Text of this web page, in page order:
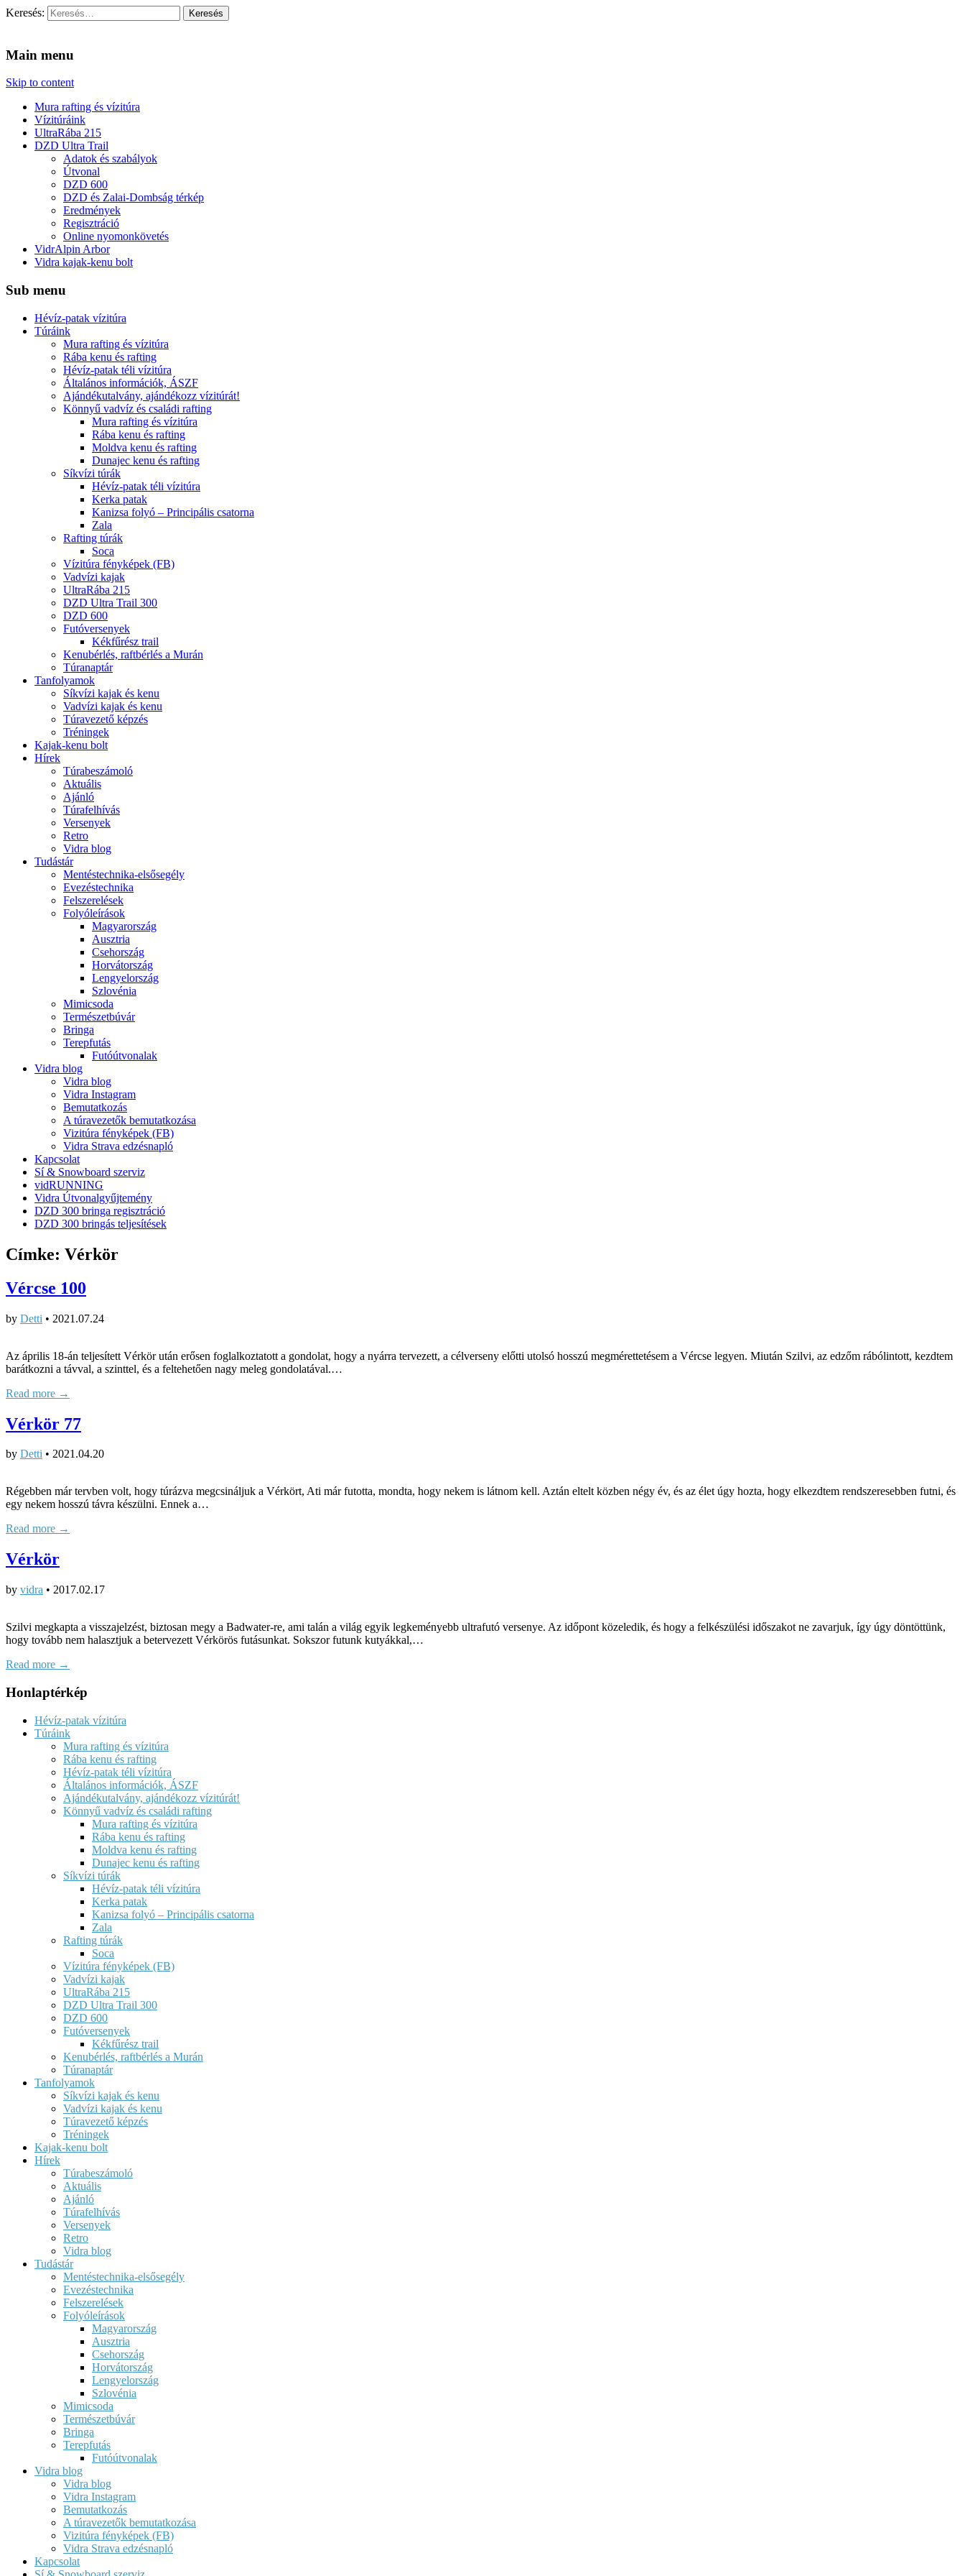
Keresés:
Main menu
Skip to content
Mura rafting és vízitúra
Vízitúráink
UltraRába 215
DZD Ultra Trail
Adatok és szabályok
Útvonal
DZD 600
DZD és Zalai-Dombság térkép
Eredmények
Regisztráció
Online nyomonkövetés
VidrAlpin Arbor
Vidra kajak-kenu bolt
Sub menu
Hévíz-patak vízitúra
Túráink
Mura rafting és vízitúra
Rába kenu és rafting
Hévíz-patak téli vízitúra
Általános információk, ÁSZF
Ajándékutalvány, ajándékozz vízitúrát!
Könnyű vadvíz és családi rafting
Mura rafting és vízitúra
Rába kenu és rafting
Moldva kenu és rafting
Dunajec kenu és rafting
Síkvízi túrák
Hévíz-patak téli vízitúra
Kerka patak
Kanizsa folyó – Principális csatorna
Zala
Rafting túrák
Soca
Vízitúra fényképek (FB)
Vadvízi kajak
UltraRába 215
DZD Ultra Trail 300
DZD 600
Futóversenyek
Kékfűrész trail
Kenubérlés, raftbérlés a Murán
Túranaptár
Tanfolyamok
Síkvízi kajak és kenu
Vadvízi kajak és kenu
Túravezető képzés
Tréningek
Kajak-kenu bolt
Hírek
Túrabeszámoló
Aktuális
Ajánló
Túrafelhívás
Versenyek
Retro
Vidra blog
Tudástár
Mentéstechnika-elsősegély
Evezéstechnika
Felszerelések
Folyóleírások
Magyarország
Ausztria
Csehország
Horvátország
Lengyelország
Szlovénia
Mimicsoda
Természetbúvár
Bringa
Terepfutás
Futóútvonalak
Vidra blog
Vidra blog
Vidra Instagram
Bemutatkozás
A túravezetők bemutatkozása
Vizitúra fényképek (FB)
Vidra Strava edzésnapló
Kapcsolat
Sí & Snowboard szerviz
vidRUNNING
Vidra Útvonalgyűjtemény
DZD 300 bringa regisztráció
DZD 300 bringás teljesítések
Címke: Vérkör
Vércse 100
by Detti • 2021.07.24
Az április 18-án teljesített Vérkör után erősen foglalkoztatott a gondolat, hogy a nyárra tervezett, a célverseny előtti utolsó hosszú megmérettetésem a Vércse legyen. Miután Szilvi, az edzőm rábólintott, kezdtem
barátkozni a távval, a szinttel, és a feltehetően nagy meleg gondolatával.…
Read more →
Vérkör 77
by Detti • 2021.04.20
Régebben már tervben volt, hogy túrázva megcsináljuk a Vérkört, Ati már futotta, mondta, hogy nekem is látnom kell. Aztán eltelt közben négy év, és az élet úgy hozta, hogy elkezdtem rendszeresebben futni, és
egy nekem hosszú távra készülni. Ennek a…
Read more →
Vérkör
by vidra • 2017.02.17
Szilvi megkapta a visszajelzést, biztosan megy a Badwater-re, ami talán a világ egyik legkeményebb ultrafutó versenye. Az időpont közeledik, és hogy a felkészülési időszakot ne zavarjuk, így úgy döntöttünk,
hogy tovább nem halasztjuk a betervezett Vérkörös futásunkat. Sokszor futunk kutyákkal,…
Read more →
Honlaptérkép
Hévíz-patak vízitúra
Túráink
Mura rafting és vízitúra
Rába kenu és rafting
Hévíz-patak téli vízitúra
Általános információk, ÁSZF
Ajándékutalvány, ajándékozz vízitúrát!
Könnyű vadvíz és családi rafting
Mura rafting és vízitúra
Rába kenu és rafting
Moldva kenu és rafting
Dunajec kenu és rafting
Síkvízi túrák
Hévíz-patak téli vízitúra
Kerka patak
Kanizsa folyó – Principális csatorna
Zala
Rafting túrák
Soca
Vízitúra fényképek (FB)
Vadvízi kajak
UltraRába 215
DZD Ultra Trail 300
DZD 600
Futóversenyek
Kékfűrész trail
Kenubérlés, raftbérlés a Murán
Túranaptár
Tanfolyamok
Síkvízi kajak és kenu
Vadvízi kajak és kenu
Túravezető képzés
Tréningek
Kajak-kenu bolt
Hírek
Túrabeszámoló
Aktuális
Ajánló
Túrafelhívás
Versenyek
Retro
Vidra blog
Tudástár
Mentéstechnika-elsősegély
Evezéstechnika
Felszerelések
Folyóleírások
Magyarország
Ausztria
Csehország
Horvátország
Lengyelország
Szlovénia
Mimicsoda
Természetbúvár
Bringa
Terepfutás
Futóútvonalak
Vidra blog
Vidra blog
Vidra Instagram
Bemutatkozás
A túravezetők bemutatkozása
Vizitúra fényképek (FB)
Vidra Strava edzésnapló
Kapcsolat